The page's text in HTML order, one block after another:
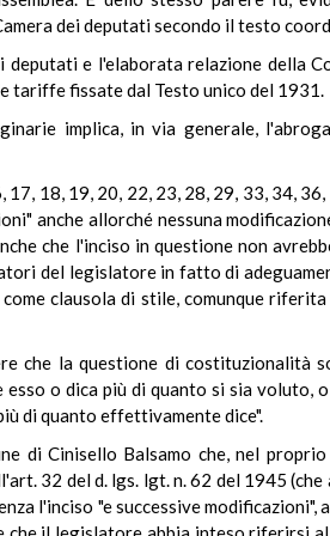
dei deputati secondo il testo
e l'elaborata relazione della
tariffe fissate dal Testo unico del 1931.
implica, in via generale,
18, 19, 20, 22, 23, 28, 29, 33, 34,
anche allorché nessuna
che l'inciso in questione non
del legislatore in fatto di
clausola di stile, comunque
che la questione di costituzionalità
o dica più di quanto si sia voluto,
di quanto effettivamente dice".
di Cinisello Balsamo che, nel
32 del d. lgs. lgt. n. 62 del 1945
l'inciso "e successive modificazioni",